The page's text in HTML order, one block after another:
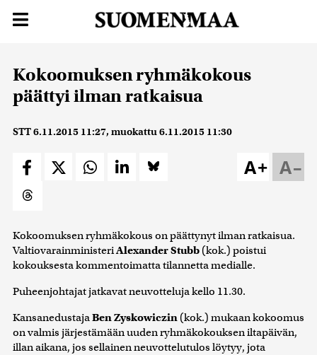
Kokoomuksen ryhmäkokous
päättyi ilman ratkaisua
STT6.11.2015 11:27, muokattu6.11.2015 11:30
A–
A+
Kokoomuksen ryhmäkokous on päättynyt ilman ratkaisua.
ValtiovarainministeriAlexander Stubb (kok.) poistui
kokouksesta kommentoimatta tilannetta medialle.
Puheenjohtajat jatkavat neuvotteluja kello 11.30.
KansanedustajaBen Zyskowiczin (kok.) mukaan kokoomus
on valmis järjestämään uuden ryhmäkokouksen iltapäivän,
illan aikana, jos sellainen neuvottelutulos löytyy, jota